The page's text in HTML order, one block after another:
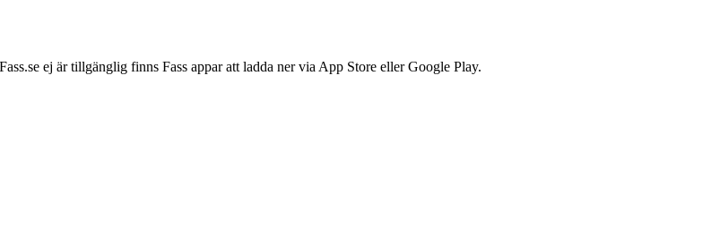
ej är tillgänglig finns Fass appar att ladda ner via App Store eller Google Play.